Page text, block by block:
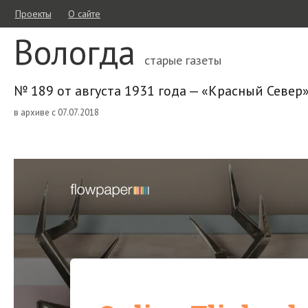
Проекты О сайте
Вологда старые газеты
№ 189 от августа 1931 года — «Красный
в архиве с 07.07.2018